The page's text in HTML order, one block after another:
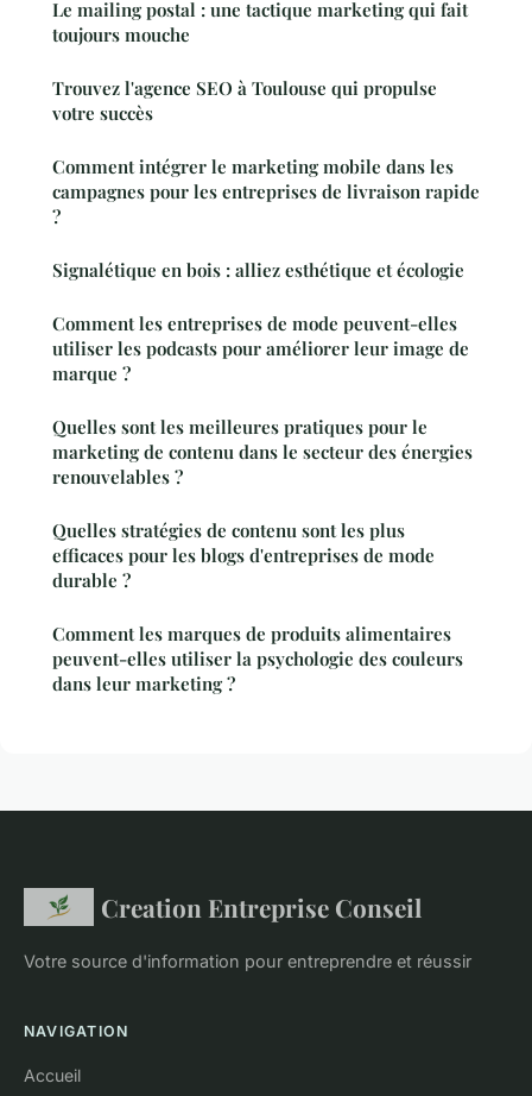
Le mailing postal : une tactique marketing qui fait
toujours mouche
Trouvez l'agence SEO à Toulouse qui propulse
votre succès
Comment intégrer le marketing mobile dans les
campagnes pour les entreprises de livraison rapide
?
Signalétique en bois : alliez esthétique et écologie
Comment les entreprises de mode peuvent-elles
utiliser les podcasts pour améliorer leur image de
marque ?
Quelles sont les meilleures pratiques pour le
marketing de contenu dans le secteur des énergies
renouvelables ?
Quelles stratégies de contenu sont les plus
efficaces pour les blogs d'entreprises de mode
durable ?
Comment les marques de produits alimentaires
peuvent-elles utiliser la psychologie des couleurs
dans leur marketing ?
Creation Entreprise Conseil
Votre source d'information pour entreprendre et réussir
NAVIGATION
Accueil